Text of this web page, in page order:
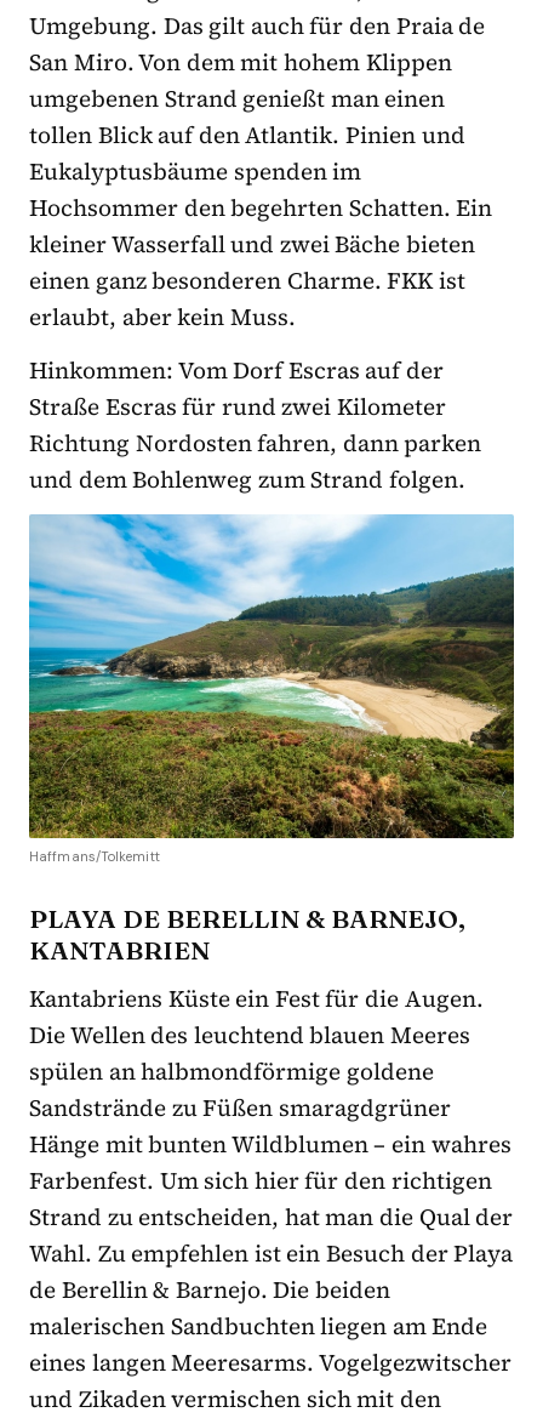
Umgebung. Das gilt auch für den Praia de
San Miro. Von dem mit hohem Klippen
umgebenen Strand genießt man einen
tollen Blick auf den Atlantik. Pinien und
Eukalyptusbäume spenden im
Hochsommer den begehrten Schatten. Ein
kleiner Wasserfall und zwei Bäche bieten
einen ganz besonderen Charme. FKK ist
erlaubt, aber kein Muss.
Hinkommen: Vom Dorf Escras auf der
Straße Escras für rund zwei Kilometer
Richtung Nordosten fahren, dann parken
und dem Bohlenweg zum Strand folgen.
Haffmans/Tolkemitt
PLAYA DE BERELLIN & BARNEJO,
KANTABRIEN
Kantabriens Küste ein Fest für die Augen.
Die Wellen des leuchtend blauen Meeres
spülen an halbmondförmige goldene
Sandstrände zu Füßen smaragdgrüner
Hänge mit bunten Wildblumen – ein wahres
Farbenfest. Um sich hier für den richtigen
Strand zu entscheiden, hat man die Qual der
Wahl. Zu empfehlen ist ein Besuch der Playa
de Berellin & Barnejo. Die beiden
malerischen Sandbuchten liegen am Ende
eines langen Meeresarms. Vogelgezwitscher
und Zikaden vermischen sich mit den